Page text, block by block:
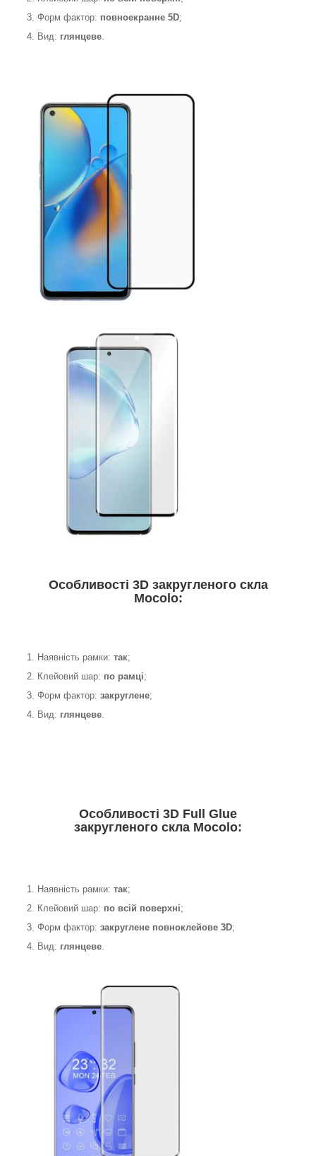
3. Форм фактор: повноекранне 5D;
4. Вид: глянцеве.
Особливості 3D закругленого скла
Mocolo:
1. Наявність рамки: так;
2. Клейовий шар: по рамці;
3. Форм фактор: закруглене;
4. Вид: глянцеве.
Особливості 3D Full Glue
закругленого скла Mocolo:
1. Наявність рамки: так;
2. Клейовий шар: по всій поверхні;
3. Форм фактор: закруглене повноклейове 3D;
4. Вид: глянцеве.